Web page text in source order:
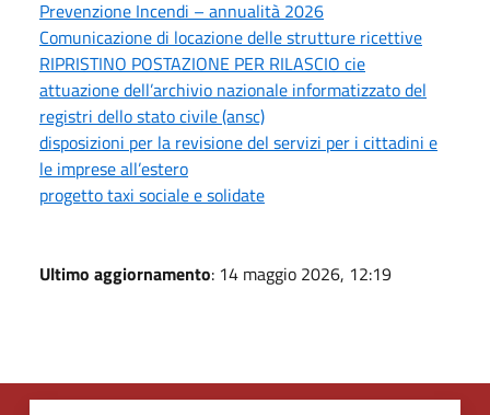
Prevenzione Incendi – annualità 2026
Comunicazione di locazione delle strutture ricettive
RIPRISTINO POSTAZIONE PER RILASCIO cie
attuazione dell’archivio nazionale informatizzato del
registri dello stato civile (ansc)
disposizioni per la revisione del servizi per i cittadini e
le imprese all’estero
progetto taxi sociale e solidate
Ultimo aggiornamento: 14 maggio 2026, 12:19